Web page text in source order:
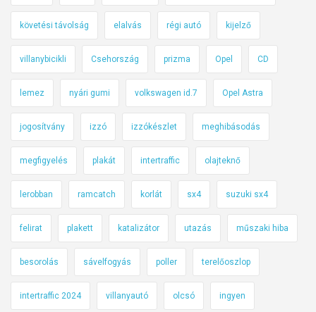
követési távolság elalvás régi autó kijelző
villanybicikli Csehország prizma Opel CD
lemez nyári gumi volkswagen id.7 Opel Astra
jogosítvány izzó izzókészlet meghibásodás
megfigyelés plakát intertraffic olajteknő
lerobban ramcatch korlát sx4 suzuki sx4
felirat plakett katalizátor utazás műszaki hiba
besorolás sávelfogyás poller terelőoszlop
intertraffic 2024 villanyautó olcsó ingyen